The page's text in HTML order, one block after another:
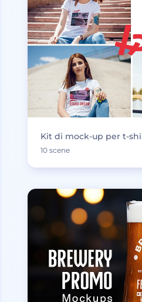
Kit di mock-up per t-
10 scene